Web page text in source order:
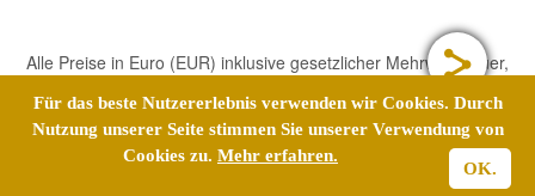
Für das beste Nutzererlebnis verwenden wir Cookies. Durch
Nutzung unserer Seite stimmen Sie unserer Verwendung von
Cookies zu. Mehr erfahren.
OK.
Alle Preise in Euro (EUR) inklusive gesetzlicher Mehrwertsteuer,
dem bisherigen Preis bei
hellmannversand-shop.de Die Lieferzeitangabe gilt für
Lieferungen nach Deutschland.